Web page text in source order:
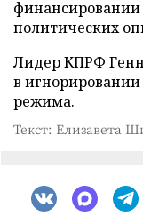
политических
Лидер КПРФ
в
режима.
Текст: Елизавета